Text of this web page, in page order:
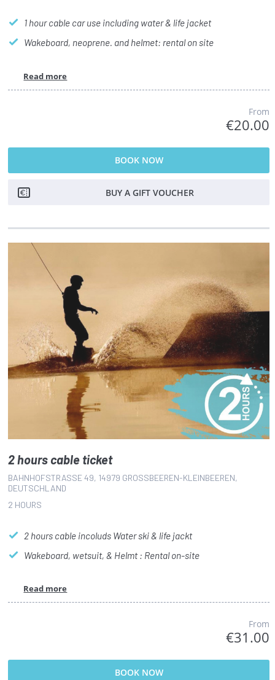
1 hour cable car use including water & life jacket
Wakeboard, neoprene. and helmet: rental on site
Read more
From
€20.00
BOOK NOW
BUY A GIFT VOUCHER
2 hours cable ticket
BAHNHOFSTRASSE 49, 14979 GROSSBEEREN-KLEINBEEREN, DE
UTSCHLAND
2 HOURS
2 hours cable incoluds Water ski & life jackt
Wakeboard, wetsuit, & Helmt : Rental on-site
Read more
From
€31.00
BOOK NOW